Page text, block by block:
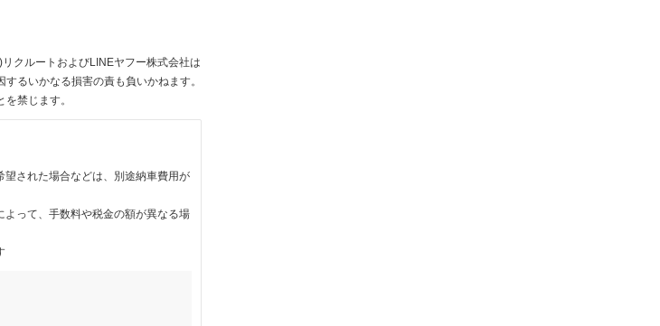
クルートおよびLINEヤフー株式会社は
るいかなる損害の責も負いかねます。
禁じます。
された場合などは、別途納車費用が
って、手数料や税金の額が異なる場